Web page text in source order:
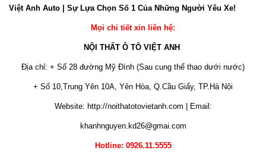
Việt Anh Auto | Sự Lựa Chọn Số 1 Của Những Người Yêu Xe!
Mọi chi tiết xin liên hệ:
NỘI THẤT Ô TÔ VIỆT ANH
Địa chỉ: + Số 28 đường Mỹ Đình (Sau cung thể thao dưới nước)
+ Số 10,Trung Yên 10A, Yên Hòa, Q.Cầu Giấy, TP.Hà Nội
Website: http://noithatotovietanh.com | Email:
khanhnguyen.kd26@gmai.com
Hotline: 0926.11.5555